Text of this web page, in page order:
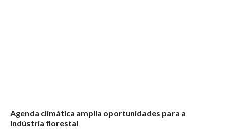
Agenda climática amplia oportunidades para a
indústria florestal